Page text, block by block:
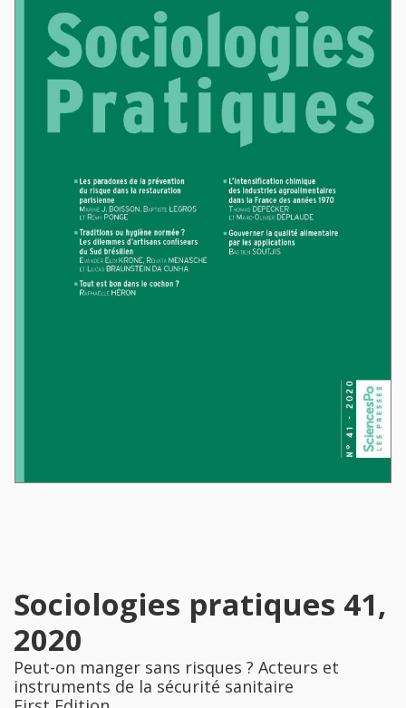
Sociologies pratiques 41,
2020
Peut-on manger sans risques ? Acteurs et
instruments de la sécurité sanitaire